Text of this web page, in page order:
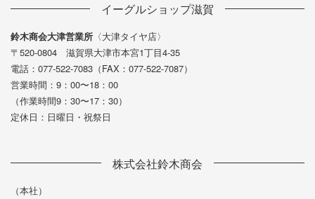
イーグルショップ滋賀
鈴木商会大津営業所 〈大津タイヤ店〉
〒520-0804 滋賀県大津市本宮1丁目4-35
電話：077-522-7083（FAX：077-522-7087）
営業時間：9：00〜18：00
（作業時間9：30〜17：30）
定休日：日曜日・祝祭日
株式会社鈴木商会
（本社）